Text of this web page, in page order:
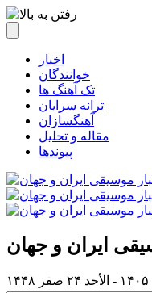
اخبار
خوانندگان
تک آهنگ ها
ترانه سرایان
آهنگسازان
مقاله و تحلیل
پیوندها
ایران و جهان